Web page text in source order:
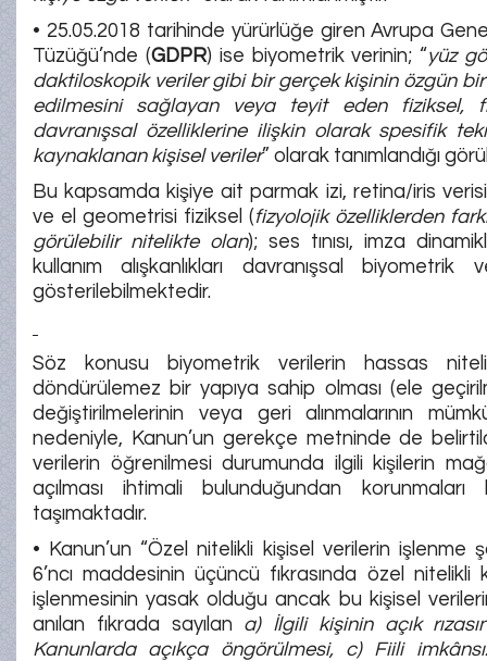
• 25.05.2018 tarihinde yürürlüğe giren Avrupa
Tüzüğü’nde (GDPR) ise biyometrik verinin; “yüz
daktiloskopik veriler gibi bir gerçek kişinin özgün
edilmesini sağlayan veya teyit eden fiziksel,
davranışsal özelliklerine ilişkin olarak spesifik
kaynaklanan kişisel veriler” olarak tanımlandığı
Bu kapsamda kişiye ait parmak izi, retina/iris
ve el geometrisi fiziksel (fizyolojik özelliklerden
görülebilir nitelikte olan); ses tınısı, imza
kullanım alışkanlıkları davranışsal biyometrik
gösterilebilmektedir.
Söz konusu biyometrik verilerin hassas
döndürülemez bir yapıya sahip olması (ele
değiştirilmelerinin veya geri alınmalarının
nedeniyle, Kanun’un gerekçe metninde de
verilerin öğrenilmesi durumunda ilgili kişilerin
açılması ihtimali bulunduğundan
taşımaktadır.
• Kanun’un “Özel nitelikli kişisel verilerin işlenme
6’ncı maddesinin üçüncü fıkrasında özel nitelikli
işlenmesinin yasak olduğu ancak bu kişisel
anılan fıkrada sayılan a) İlgili kişinin açık
Kanunlarda açıkça öngörülmesi, c) Fiili